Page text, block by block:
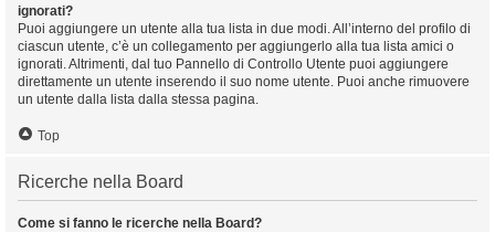
ignorati?
Puoi aggiungere un utente alla tua lista in due modi. All’interno del profilo di
ciascun utente, c’è un collegamento per aggiungerlo alla tua lista amici o
ignorati. Altrimenti, dal tuo Pannello di Controllo Utente puoi aggiungere
direttamente un utente inserendo il suo nome utente. Puoi anche rimuovere
un utente dalla lista dalla stessa pagina.
Top
Ricerche nella Board
Come si fanno le ricerche nella Board?